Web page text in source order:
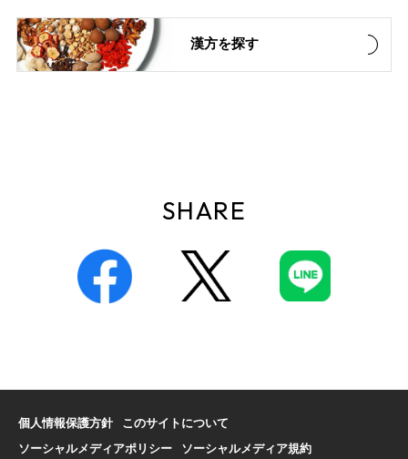
漢方を探す
SHARE
個人情報保護方針
このサイトについて
ソーシャルメディアポリシー
ソーシャルメディア規約